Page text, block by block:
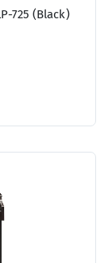
725 (Black)